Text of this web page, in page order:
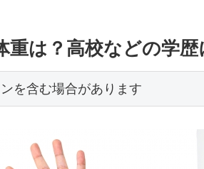
重は？高校などの学歴
を含む場合があります